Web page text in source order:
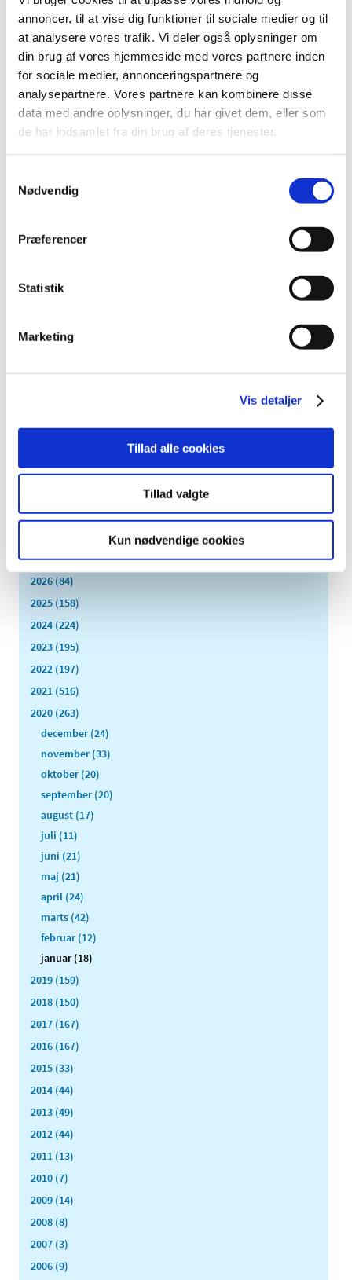
annoncer, til at vise dig funktioner til sociale medier og til
at analysere vores trafik. Vi deler også oplysninger om
din brug af vores hjemmeside med vores partnere inden
for sociale medier, annonceringspartnere og
analysepartnere. Vores partnere kan kombinere disse
data med andre oplysninger, du har givet dem, eller som
de har indsamlet fra din brug af deres tjenester.
Nødvendig
Præferencer
Statistik
Marketing
Vis detaljer
Tillad alle cookies
Tillad valgte
Kun nødvendige cookies
Lægemiddelstyrelsens topprioriteter i 2020
|8. januar 2020 |
En datadrevet lægemiddelstyrelse, forsyningssikkerhed,
en fantastisk arbejdsplads og produktivitet og kvalitet.
Ledig bevilling til Rødby Løve Apotek
Bevillingen til at drive Rødby Løve Apotek er ledig pr. 1.
|6. januar 2020
|6. januar 2020
november 2020.
december 2020.
TID
2026 (84)
2025 (158)
2024 (224)
2023 (195)
2022 (197)
2021 (516)
2020 (263)
december (24)
november (33)
oktober (20)
september (20)
august (17)
juli (11)
juni (21)
maj (21)
april (24)
marts (42)
februar (12)
januar (18)
2019 (159)
2018 (150)
2017 (167)
2016 (167)
2015 (33)
2014 (44)
2013 (49)
2012 (44)
2011 (13)
2010 (7)
2009 (14)
2008 (8)
2007 (3)
2006 (9)